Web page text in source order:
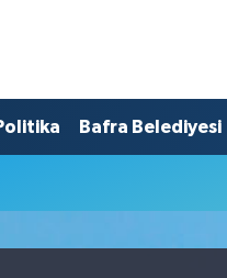
Bafra Belediyesi